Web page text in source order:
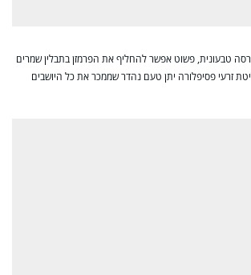
טבעונית, פשוט אפשר להחליף את הפרמזן בתבלין שמרים
זרעי פסיפלורה יתן טעם נהדר שממכר את כל היושבים